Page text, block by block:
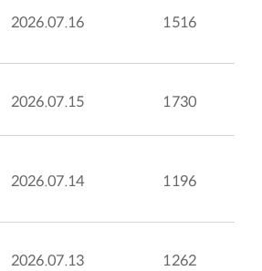
2026.07.16 1516
2026.07.15 1730
2026.07.14 1196
2026.07.13 1262